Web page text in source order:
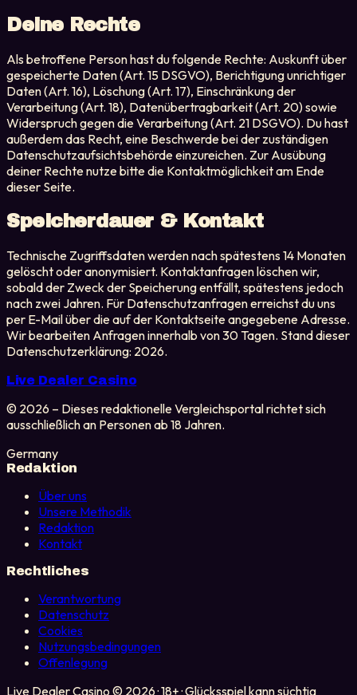
Deine Rechte
Als betroffene Person hast du folgende Rechte: Auskunft über
gespeicherte Daten (Art. 15 DSGVO), Berichtigung unrichtiger
Daten (Art. 16), Löschung (Art. 17), Einschränkung der
Verarbeitung (Art. 18), Datenübertragbarkeit (Art. 20) sowie
Widerspruch gegen die Verarbeitung (Art. 21 DSGVO). Du hast
außerdem das Recht, eine Beschwerde bei der zuständigen
Datenschutzaufsichtsbehörde einzureichen. Zur Ausübung
deiner Rechte nutze bitte die Kontaktmöglichkeit am Ende
dieser Seite.
Speicherdauer & Kontakt
Technische Zugriffsdaten werden nach spätestens 14 Monaten
gelöscht oder anonymisiert. Kontaktanfragen löschen wir,
sobald der Zweck der Speicherung entfällt, spätestens jedoch
nach zwei Jahren. Für Datenschutzanfragen erreichst du uns
per E-Mail über die auf der Kontaktseite angegebene Adresse.
Wir bearbeiten Anfragen innerhalb von 30 Tagen. Stand dieser
Datenschutzerklärung: 2026.
Live Dealer Casino
© 2026 – Dieses redaktionelle Vergleichsportal richtet sich
ausschließlich an Personen ab 18 Jahren.
Germany
Redaktion
Über uns
Unsere Methodik
Redaktion
Kontakt
Rechtliches
Verantwortung
Datenschutz
Cookies
Nutzungsbedingungen
Offenlegung
Live Dealer Casino © 2026 · 18+ · Glücksspiel kann süchtig